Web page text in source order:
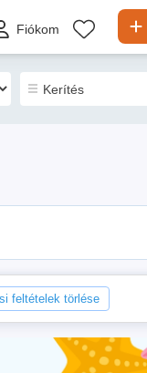
Fiókom
feltételek törlése